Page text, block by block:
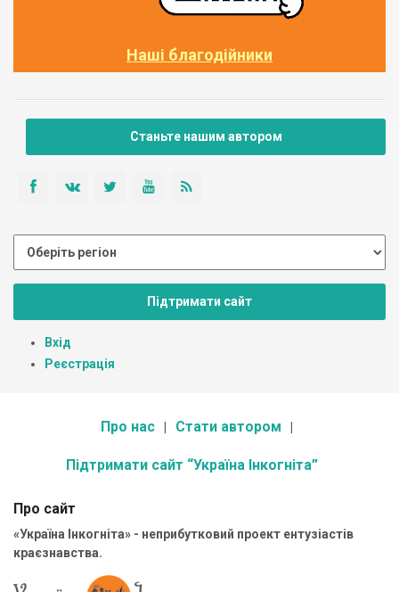
Наші благодійники
Станьте нашим автором
Підтримати сайт
Вхід
Реєстрація
Про нас Стати автором
Підтримати сайт “Україна Інкогніта”
Про сайт
«Україна Інкогніта» - неприбутковий проект ентузіастів
краєзнавства.